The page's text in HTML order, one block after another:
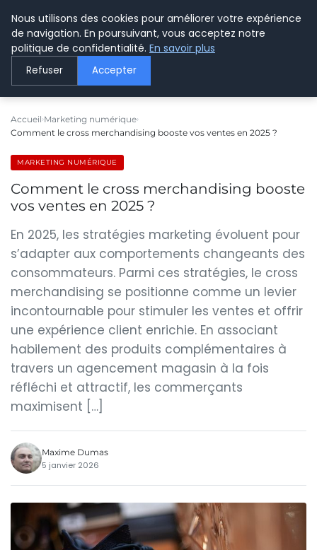
LE WEBMARKETING
Accueil Marketing numérique
Comment le cross merchandising booste vos ventes en 2025 ?
MARKETING NUMÉRIQUE
Comment le cross merchandising booste
vos ventes en 2025 ?
En 2025, les stratégies marketing évoluent pour
s’adapter aux comportements changeants des
consommateurs. Parmi ces stratégies, le cross
merchandising se positionne comme un levier
incontournable pour stimuler les ventes et offrir
une expérience client enrichie. En associant
habilement des produits complémentaires à
travers un agencement magasin à la fois
réfléchi et attractif, les commerçants
maximisent […]
Maxime Dumas
5 janvier 2026
Nous utilisons des cookies pour améliorer votre expérience
de navigation. En poursuivant, vous acceptez notre
politique de confidentialité. En savoir plus
Refuser Accepter